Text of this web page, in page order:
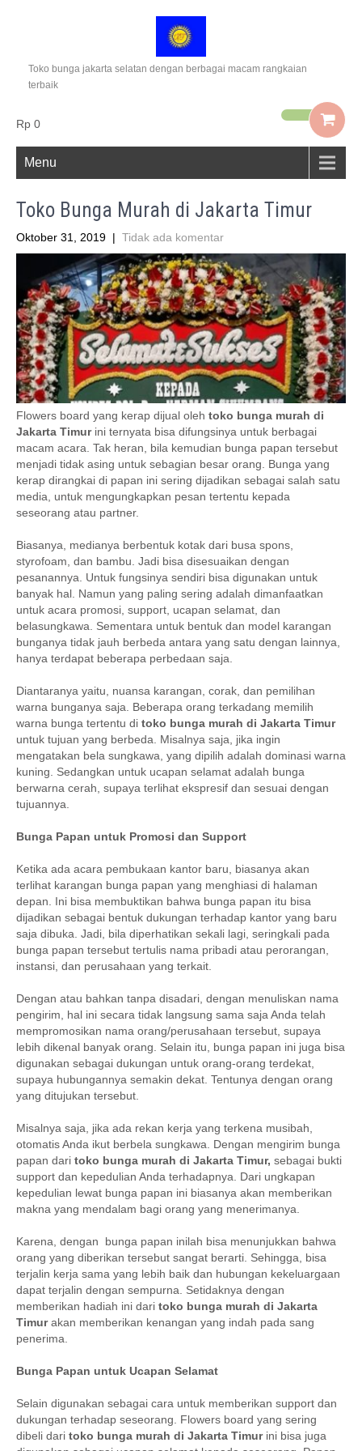
Toko bunga jakarta selatan dengan berbagai macam rangkaian
terbaik
Rp 0
Menu
Toko Bunga Murah di Jakarta Timur
Oktober 31, 2019 | Tidak ada komentar
Flowers board yang kerap dijual oleh toko bunga murah di
Jakarta Timurini ternyata bisa difungsinya untuk berbagai
macam acara. Tak heran, bila kemudian bunga papan tersebut
menjadi tidak asing untuk sebagian besar orang. Bunga yang
kerap dirangkai di papan ini sering dijadikan sebagai salah satu
media, untuk mengungkapkan pesan tertentu kepada
seseorang atau partner.
Biasanya, medianya berbentuk kotak dari busa spons,
styrofoam, dan bambu. Jadi bisa disesuaikan dengan
pesanannya. Untuk fungsinya sendiri bisa digunakan untuk
banyak hal. Namun yang paling sering adalah dimanfaatkan
untuk acara promosi, support, ucapan selamat, dan
belasungkawa. Sementara untuk bentuk dan model karangan
bunganya tidak jauh berbeda antara yang satu dengan lainnya,
hanya terdapat beberapa perbedaan saja.
Diantaranya yaitu, nuansa karangan, corak, dan pemilihan
warna bunganya saja. Beberapa orang terkadang memilih
warna bunga tertentu di toko bunga murah di Jakarta Timur
untuk tujuan yang berbeda. Misalnya saja, jika ingin
mengatakan bela sungkawa, yang dipilih adalah dominasi warna
kuning. Sedangkan untuk ucapan selamat adalah bunga
berwarna cerah, supaya terlihat ekspresif dan sesuai dengan
tujuannya.
Bunga Papan untuk Promosi dan Support
Ketika ada acara pembukaan kantor baru, biasanya akan
terlihat karangan bunga papan yang menghiasi di halaman
depan. Ini bisa membuktikan bahwa bunga papan itu bisa
dijadikan sebagai bentuk dukungan terhadap kantor yang baru
saja dibuka. Jadi, bila diperhatikan sekali lagi, seringkali pada
bunga papan tersebut tertulis nama pribadi atau perorangan,
instansi, dan perusahaan yang terkait.
Dengan atau bahkan tanpa disadari, dengan menuliskan nama
pengirim, hal ini secara tidak langsung sama saja Anda telah
mempromosikan nama orang/perusahaan tersebut, supaya
lebih dikenal banyak orang. Selain itu, bunga papan ini juga bisa
digunakan sebagai dukungan untuk orang-orang terdekat,
supaya hubungannya semakin dekat. Tentunya dengan orang
yang ditujukan tersebut.
Misalnya saja, jika ada rekan kerja yang terkena musibah,
otomatis Anda ikut berbela sungkawa. Dengan mengirim bunga
papan dari toko bunga murah di Jakarta Timur, sebagai bukti
support dan kepedulian Anda terhadapnya. Dari ungkapan
kepedulian lewat bunga papan ini biasanya akan memberikan
makna yang mendalam bagi orang yang menerimanya.
Karena, dengan bunga papan inilah bisa menunjukkan bahwa
orang yang diberikan tersebut sangat berarti. Sehingga, bisa
terjalin kerja sama yang lebih baik dan hubungan kekeluargaan
dapat terjalin dengan sempurna. Setidaknya dengan
memberikan hadiah ini dari toko bunga murah di Jakarta
Timurakan memberikan kenangan yang indah pada sang
penerima.
Bunga Papan untuk Ucapan Selamat
Selain digunakan sebagai cara untuk memberikan support dan
dukungan terhadap seseorang. Flowers board yang sering
dibeli dari toko bunga murah di Jakarta Timur ini bisa juga